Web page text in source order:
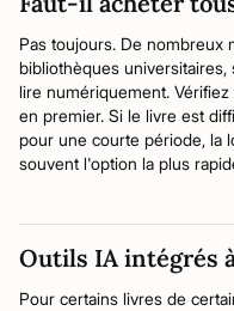
Pas toujours. De nombreux
bibliothèques
lire numériquement.
en premier. Si le livre est
pour une courte période, la
souvent l'option la plus
Outils IA intégrés
Pour certains livres de